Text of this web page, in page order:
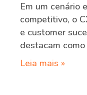
Em um cenário
competitivo, o
e customer
destacam
Leia mais »